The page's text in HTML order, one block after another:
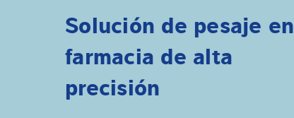
Soluciones
Solución de pesaje en
farmacia de alta
precisión